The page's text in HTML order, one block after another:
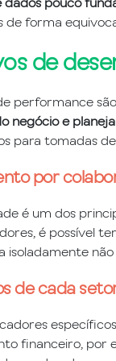
de forma
de
performance são
negócio e
para tomadas
por
é um dos
é possível
isoladamente
de cada
financeiro, por